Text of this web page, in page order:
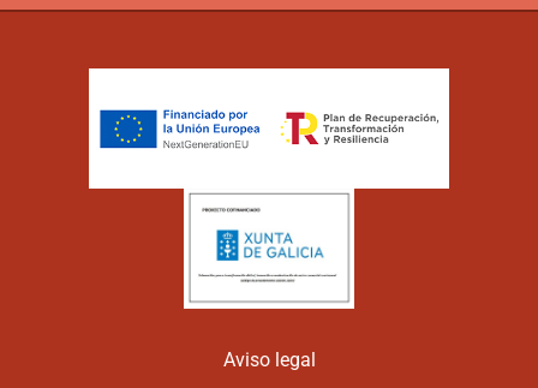
Aviso legal